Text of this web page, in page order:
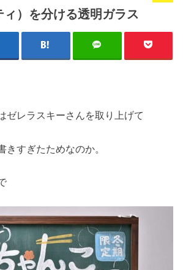
）を分ける透明ガラス
ゼレラスキーさんを取り上げて
きすぎたためなのか。